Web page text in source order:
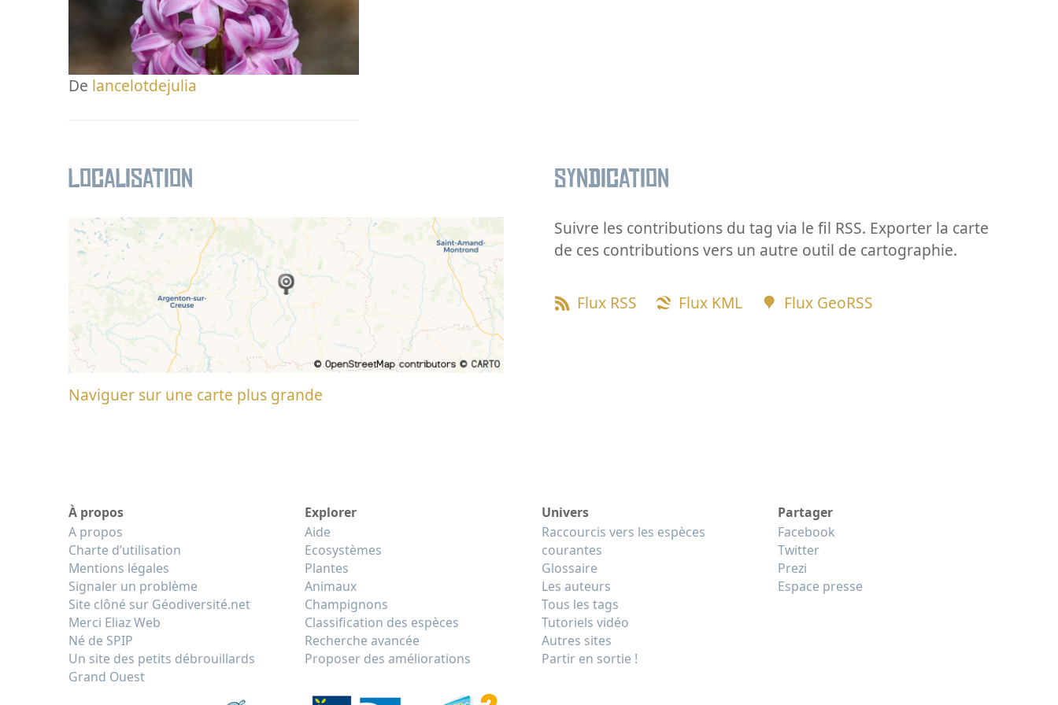
De lancelotdejulia
Localisation
Naviguer sur une carte plus grande
Syndication
Suivre les contributions du tag via le fil RSS. Exporter la carte
de ces contributions vers un autre outil de cartographie.
Flux RSS Flux KML Flux GeoRSS
À propos
A propos
Charte d’utilisation
Mentions légales
Signaler un problème
Site clôné sur Géodiversité.net
Merci Eliaz Web
Né de SPIP
Un site des petits débrouillards
Grand Ouest
Explorer
Aide
Ecosystèmes
Plantes
Animaux
Champignons
Classification des espèces
Recherche avancée
Proposer des améliorations
Univers
Raccourcis vers les espèces
courantes
Glossaire
Les auteurs
Tous les tags
Tutoriels vidéo
Autres sites
Partir en sortie !
Partager
Facebook
Twitter
Prezi
Espace presse